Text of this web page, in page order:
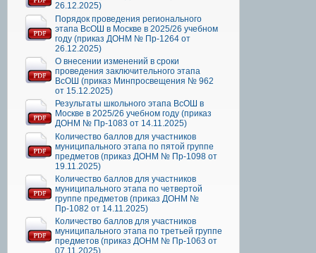
26.12.2025)
Порядок проведения регионального
этапа ВсОШ в Москве в 2025/26 учебном
году (приказ ДОНМ № Пр-1264 от
26.12.2025)
О внесении изменений в сроки
проведения заключительного этапа
ВсОШ (приказ Минпросвещения № 962
от 15.12.2025)
Результаты школьного этапа ВсОШ в
Москве в 2025/26 учебном году (приказ
ДОНМ № Пр-1083 от 14.11.2025)
Количество баллов для участников
муниципального этапа по пятой группе
предметов (приказ ДОНМ № Пр-1098 от
19.11.2025)
Количество баллов для участников
муниципального этапа по четвертой
группе предметов (приказ ДОНМ №
Пр-1082 от 14.11.2025)
Количество баллов для участников
муниципального этапа по третьей группе
предметов (приказ ДОНМ № Пр-1063 от
07.11.2025)